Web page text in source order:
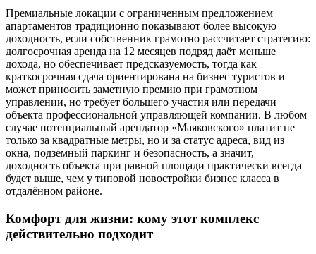
Премиальные локации с ограниченным предложением
апартаментов традиционно показывают более высокую
доходность, если собственник грамотно рассчитает стратегию:
долгосрочная аренда на 12 месяцев подряд даёт меньше
дохода, но обеспечивает предсказуемость, тогда как
краткосрочная сдача ориентирована на бизнес туристов и
может приносить заметную премию при грамотном
управлении, но требует большего участия или передачи
объекта профессиональной управляющей компании. В любом
случае потенциальный арендатор «Маяковского» платит не
только за квадратные метры, но и за статус адреса, вид из
окна, подземный паркинг и безопасность, а значит,
доходность объекта при равной площади практически всегда
будет выше, чем у типовой новостройки бизнес класса в
отдалённом районе.
Комфорт для жизни: кому этот комплекс
действительно подходит